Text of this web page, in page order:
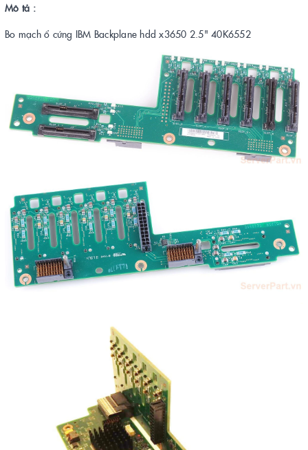
Mô tả :
Bo mạch ổ cứng IBM Backplane hdd x3650 2.5" 40K6552